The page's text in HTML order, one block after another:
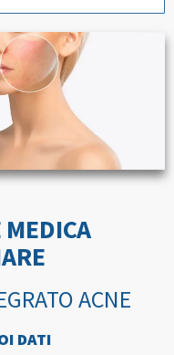
ACNE
DATI